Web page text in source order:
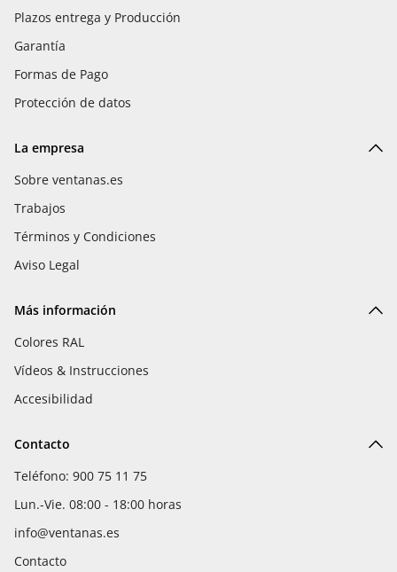
Plazos entrega y Producción
Garantía
Formas de Pago
Protección de datos
La empresa
Sobre ventanas.es
Trabajos
Términos y Condiciones
Aviso Legal
Más información
Colores RAL
Vídeos & Instrucciones
Accesibilidad
Contacto
Teléfono: 900 75 11 75
Lun.-Vie. 08:00 - 18:00 horas
info@ventanas.es
Contacto